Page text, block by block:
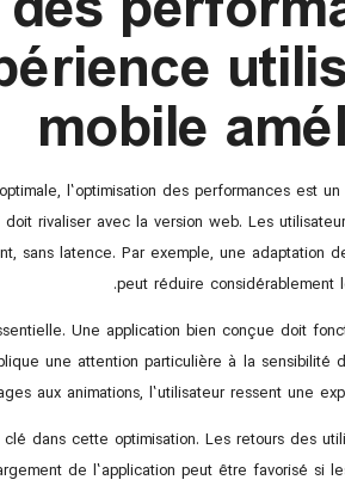
mobile
l’optimisation des performances est
rivaliser avec la version web. Les
sans latence. Par exemple, une adaptation
peut réduire considérablement
Une application bien conçue doit
une attention particulière à la sensibilité
aux animations, l’utilisateur ressent une
dans cette optimisation. Les retours des
de l’application peut être favorisé si